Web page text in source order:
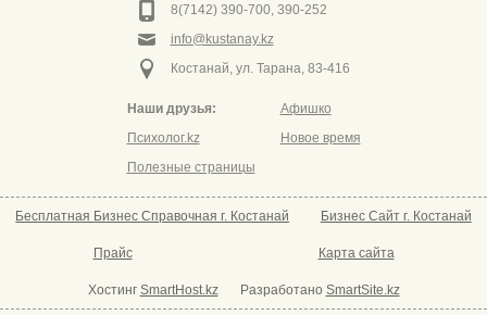
8(7142) 390-700, 390-252
info@kustanay.kz
Костанай, ул. Тарана, 83-416
Наши друзья:
Психолог.kz
Полезные страницы
Афишко
Новое время
Бесплатная Бизнес Справочная г. Костанай Бизнес Сайт г. Костанай
Прайс Карта сайта
Хостинг SmartHost.kz Разработано SmartSite.kz